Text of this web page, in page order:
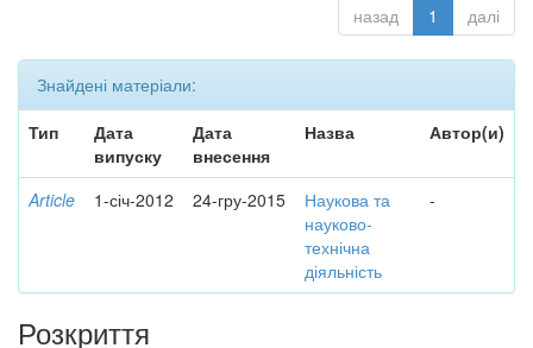
назад 1 далі
Знайдені матеріали:
Тип
Дата
випуску
Дата
внесення
Назва Автор(и)
Article 1-січ-2012 24-гру-2015
Наукова та
науково-
технічна
діяльність
-
Розкриття